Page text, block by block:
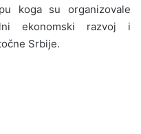
koga su organizovale
ekonomski razvoj i
Srbije.